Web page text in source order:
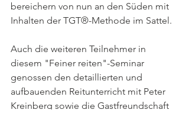
bereichern von nun an den Süden mit
Inhalten der TGT®-Methode im Sattel.
Auch die weiteren Teilnehmer in
diesem "Feiner reiten"-Seminar
genossen den detaillierten und
aufbauenden Reitunterricht mit Peter
Kreinberg sowie die Gastfreundschaft